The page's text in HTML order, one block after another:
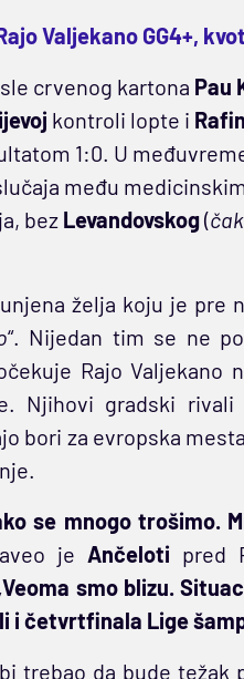
Valjekano GG4+,
crvenog kartona Pau
kontroli lopte i
1:0. U
među
bez Levandovskog(
želja koju je pre
“. Nijedan tim se ne
Rajo Valjekano
Njihovi gradski rivali
bori za evropska
se mnogo trošimo.
je Ančeloti pred
Veoma smo blizu.
i četvrtfinala Lige
trebao da bude